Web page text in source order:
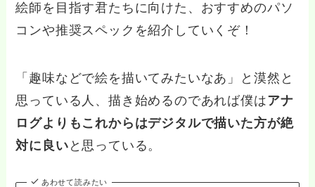
絵師を目指す君たちに向けた、おすすめのパソ
コンや推奨スペックを紹介していくぞ！
「趣味などで絵を描いてみたいなあ」と漠然と
思っている人、描き始めるのであれば僕はアナ
ログよりもこれからはデジタルで描いた方が絶
対に良い と思っている。
あわせて読みたい